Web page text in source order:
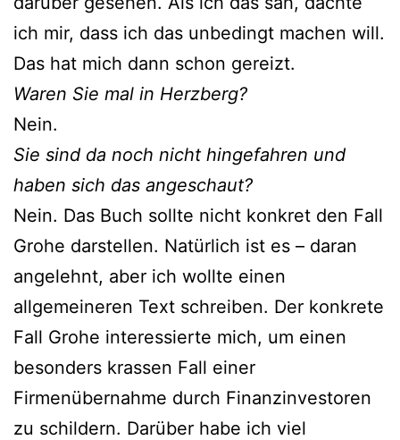
ich mir, dass ich das unbedingt machen will.
Das hat mich dann schon gereizt.
Waren Sie mal in Herzberg?
Nein.
Sie sind da noch nicht hingefahren und
haben sich das angeschaut?
Nein. Das Buch sollte nicht konkret den Fall
Grohe darstellen. Natürlich ist es – daran
angelehnt, aber ich wollte einen
allgemeineren Text schreiben. Der konkrete
Fall Grohe interessierte mich, um einen
besonders krassen Fall einer
Firmenübernahme durch Finanzinvestoren
zu schildern. Darüber habe ich viel